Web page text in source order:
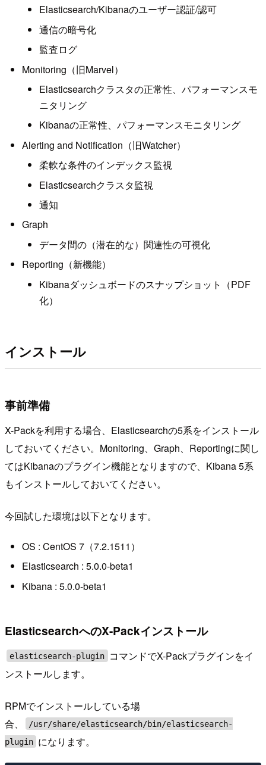
Elasticsearch/Kibanaのユーザー認証/認可
通信の暗号化
監査ログ
Monitoring（旧Marvel）
Elasticsearchクラスタの正常性、パフォーマンスモ
ニタリング
Kibanaの正常性、パフォーマンスモニタリング
Alerting and Notification（旧Watcher）
柔軟な条件のインデックス監視
Elasticsearchクラスタ監視
通知
Graph
データ間の（潜在的な）関連性の可視化
Reporting（新機能）
Kibanaダッシュボードのスナップショット（PDF
化）
インストール
事前準備
X-Packを利用する場合、Elasticsearchの5系をインストール
しておいてください。Monitoring、Graph、Reportingに関し
てはKibanaのプラグイン機能となりますので、Kibana 5系
もインストールしておいてください。
今回試した環境は以下となります。
OS : CentOS 7（7.2.1511）
Elasticsearch : 5.0.0-beta1
Kibana : 5.0.0-beta1
ElasticsearchへのX-Packインストール
elasticsearch-plugin
コマンドでX-Packプラグインをイ
ンストールします。
RPMでインストールしている場
合、
/usr/share/elasticsearch/bin/elasticsearch-
plugin になります。